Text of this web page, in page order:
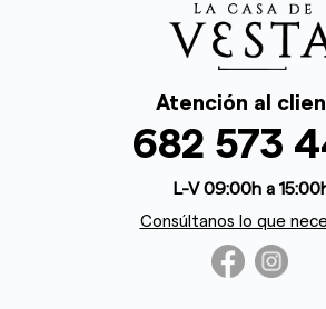
Atención al
682 573
L-V 09:00h a
Consúltanos lo que